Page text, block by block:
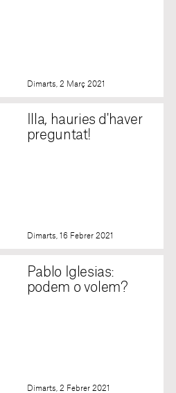
Dimarts, 2 Març 2021
Illa, hauries d'haver
preguntat!
Dimarts, 16 Febrer 2021
Pablo Iglesias:
podem o volem?
Dimarts, 2 Febrer 2021